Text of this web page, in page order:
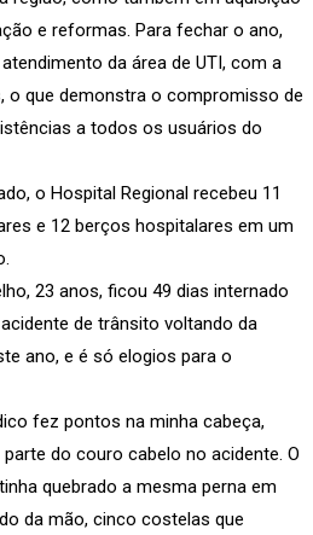
e reformas. Para fechar o ano,
da área de UTI, com a
o que demonstra o compromisso de
a todos os usuários do
o Hospital Regional recebeu 11
e 12 berços hospitalares em um
23 anos, ficou 49 dias internado
de trânsito voltando da
ano, e é só elogios para o
fez pontos na minha cabeça,
do couro cabelo no acidente. O
quebrado a mesma perna em
da mão, cinco costelas que